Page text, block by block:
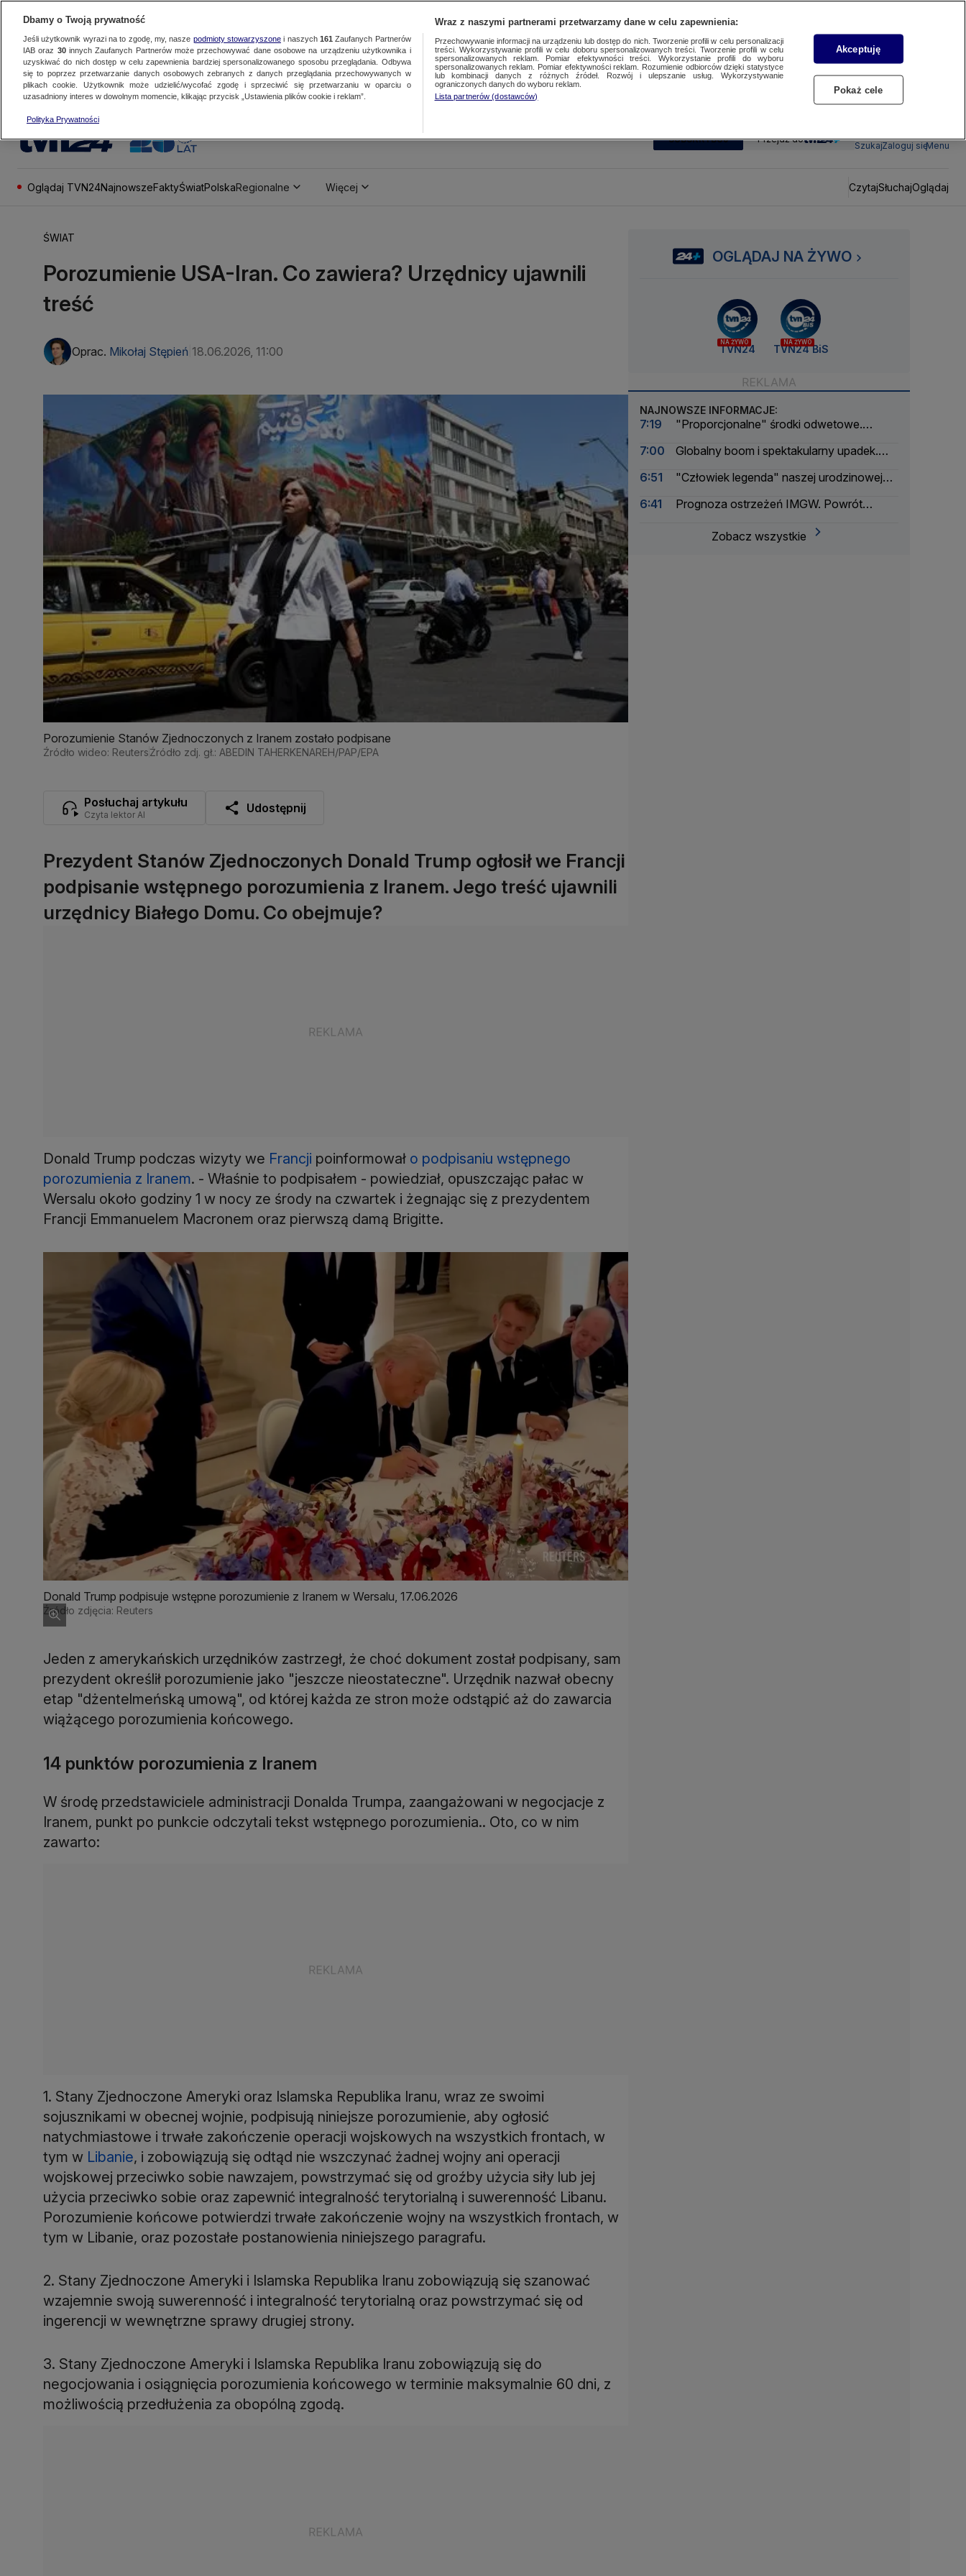
SUBSKRYBUJ Przejdź do
SzukajZaloguj sięMenu
Oglądaj TVN24NajnowszeFaktyŚwiatPolskaRegionalne Więcej CzytajSłuchajOglądaj
ŚWIAT
Porozumienie USA-Iran. Co zawiera? Urzędnicy ujawnili
treść
Oprac. Mikołaj Stępień 18.06.2026, 11:00
Porozumienie Stanów Zjednoczonych z Iranem zostało podpisane
Źródło wideo: ReutersŹródło zdj. gł.: ABEDIN TAHERKENAREH/PAP/EPA
Posłuchaj artykułu
Czyta lektor AI Udostępnij
Prezydent Stanów Zjednoczonych Donald Trump ogłosił we Francji
podpisanie wstępnego porozumienia z Iranem. Jego treść ujawnili
urzędnicy Białego Domu. Co obejmuje?
Donald Trump podczas wizyty we Francji poinformował o podpisaniu wstępnego
porozumienia z Iranem. - Właśnie to podpisałem - powiedział, opuszczając pałac w
Wersalu około godziny 1 w nocy ze środy na czwartek i żegnając się z prezydentem
Francji Emmanuelem Macronem oraz pierwszą damą Brigitte.
Donald Trump podpisuje wstępne porozumienie z Iranem w Wersalu, 17.06.2026
Źródło zdjęcia: Reuters
Jeden z amerykańskich urzędników zastrzegł, że choć dokument został podpisany, sam
prezydent określił porozumienie jako "jeszcze nieostateczne". Urzędnik nazwał obecny
etap "dżentelmeńską umową", od której każda ze stron może odstąpić aż do zawarcia
wiążącego porozumienia końcowego.
14 punktów porozumienia z Iranem
W środę przedstawiciele administracji Donalda Trumpa, zaangażowani w negocjacje z
Iranem, punkt po punkcie odczytali tekst wstępnego porozumienia.. Oto, co w nim
zawarto:
1. Stany Zjednoczone Ameryki oraz Islamska Republika Iranu, wraz ze swoimi
sojusznikami w obecnej wojnie, podpisują niniejsze porozumienie, aby ogłosić
natychmiastowe i trwałe zakończenie operacji wojskowych na wszystkich frontach, w
tym w Libanie, i zobowiązują się odtąd nie wszczynać żadnej wojny ani operacji
wojskowej przeciwko sobie nawzajem, powstrzymać się od groźby użycia siły lub jej
użycia przeciwko sobie oraz zapewnić integralność terytorialną i suwerenność Libanu.
Porozumienie końcowe potwierdzi trwałe zakończenie wojny na wszystkich frontach, w
tym w Libanie, oraz pozostałe postanowienia niniejszego paragrafu.
2. Stany Zjednoczone Ameryki i Islamska Republika Iranu zobowiązują się szanować
wzajemnie swoją suwerenność i integralność terytorialną oraz powstrzymać się od
ingerencji w wewnętrzne sprawy drugiej strony.
3. Stany Zjednoczone Ameryki i Islamska Republika Iranu zobowiązują się do
negocjowania i osiągnięcia porozumienia końcowego w terminie maksymalnie 60 dni, z
możliwością przedłużenia za obopólną zgodą.
OGLĄDAJ NA ŻYWO
NA ŻYWO
TVN24
NA ŻYWO
TVN24 BiS
NAJNOWSZE INFORMACJE:
7:19
"Proporcjonalne" środki odwetowe.
7:00
Globalny boom i spektakularny upadek.
6:51
"Człowiek legenda" naszej urodzinowej
6:41
Prognoza ostrzeżeń IMGW. Powrót
Zobacz wszystkie
Dbamy o Twoją prywatność
Jeśli użytkownik wyrazi na to zgodę, my, nasze podmioty stowarzyszonei naszych 161 Zaufanych Partnerów
IAB oraz 30innych Zaufanych Partnerów może przechowywać dane osobowe na urządzeniu użytkownika i
uzyskiwać do nich dostęp w celu zapewnienia bardziej spersonalizowanego sposobu przeglądania. Odbywa
się to poprzez przetwarzanie danych osobowych zebranych z danych przeglądania przechowywanych w
plikach cookie. Użytkownik może udzielić/wycofać zgodę i sprzeciwić się przetwarzaniu w oparciu o
uzasadniony interes w dowolnym momencie, klikając przycisk „Ustawienia plików cookie i reklam”.
Polityka Prywatności
Wraz z naszymi partnerami przetwarzamy dane w celu zapewnienia:
Przechowywanie informacji na urządzeniu lub dostęp do nich. Tworzenie profili w celu personalizacji
treści. Wykorzystywanie profili w celu doboru spersonalizowanych treści. Tworzenie profili w celu
spersonalizowanych reklam. Pomiar efektywności treści. Wykorzystanie profili do wyboru
spersonalizowanych reklam. Pomiar efektywności reklam. Rozumienie odbiorców dzięki statystyce
lub kombinacji danych z różnych źródeł. Rozwój i ulepszanie usług. Wykorzystywanie
ograniczonych danych do wyboru reklam.
Lista partnerów (dostawców)
Akceptuję
Pokaż cele